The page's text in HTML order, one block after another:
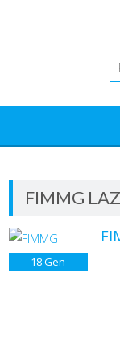
FIMMG
18Gen